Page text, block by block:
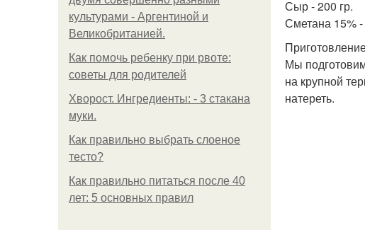
культурами - Аргентиной и
Великобританией.
Как помочь ребенку при рвоте:
советы для родителей
Хворост. Ингредиенты: - 3 стакана
муки.
Как правильно выбрать слоеное
тесто?
Как правильно питаться после 40
лет: 5 основных правил
Сыр - 200 гр.
Сметана 15% -
Мы
на крупной
натереть.